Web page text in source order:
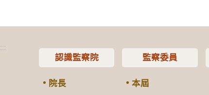
:::
認識監察院
院長
監察委員
本屆